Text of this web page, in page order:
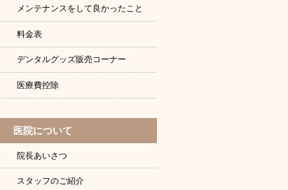
メンテナンスをして良かったこと
料金表
デンタルグッズ販売コーナー
医療費控除
医院について
院長あいさつ
スタッフのご紹介